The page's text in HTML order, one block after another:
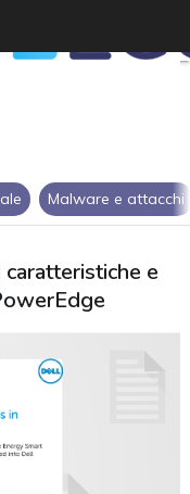
Malware e attacchi
e